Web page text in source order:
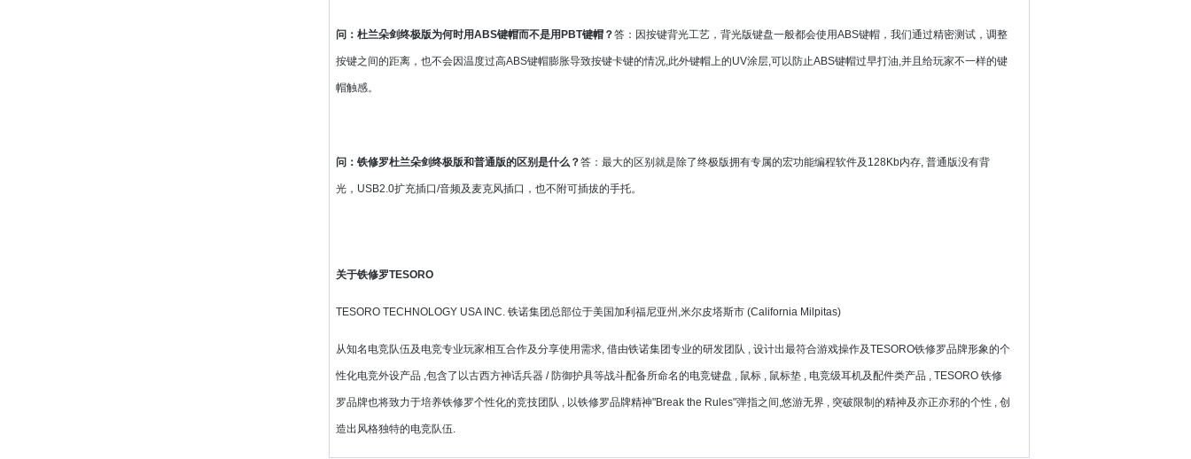
问：杜兰朵剑终极版为何时用ABS键帽而不是用PBT键帽？答：因按键背光工艺，背光版键盘一般都会使用ABS键帽，我们通过精密测试，调整
按键之间的距离，也不会因温度过高ABS键帽膨胀导致按键卡键的情况,此外键帽上的UV涂层,可以防止ABS键帽过早打油,并且给玩家不一样的键
帽触感。
问：铁修罗杜兰朵剑终极版和普通版的区别是什么？答：最大的区别就是除了终极版拥有专属的宏功能编程软件及128Kb内存, 普通版没有背
光，USB2.0扩充插口/音频及麦克风插口，也不附可插拔的手托。
关于铁修罗TESORO
TESORO TECHNOLOGY USA INC. 铁诺集团总部位于美国加利福尼亚州,米尔皮塔斯市 (California Milpitas)
从知名电竞队伍及电竞专业玩家相互合作及分享使用需求, 借由铁诺集团专业的研发团队 , 设计出最符合游戏操作及TESORO铁修罗品牌形象的个
性化电竞外设产品 ,包含了以古西方神话兵器 / 防御护具等战斗配备所命名的电竞键盘 , 鼠标 , 鼠标垫 , 电竞级耳机及配件类产品 , TESORO 铁修
罗品牌也将致力于培养铁修罗个性化的竞技团队 , 以铁修罗品牌精神"Break the Rules"弹指之间,悠游无界 , 突破限制的精神及亦正亦邪的个性 , 创
造出风格独特的电竞队伍.